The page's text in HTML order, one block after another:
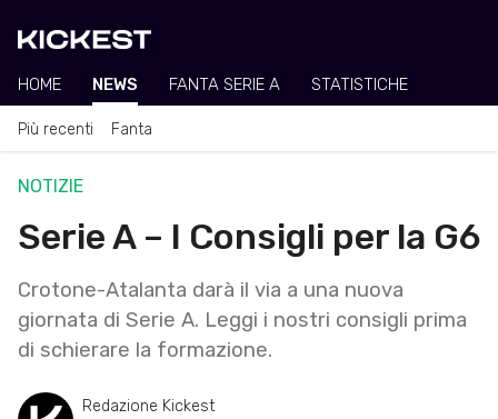
HOME NEWS FANTA SERIE A STATISTICHE
Più recenti Fanta
NOTIZIE
Serie A – I Consigli per la G6
Crotone-Atalanta darà il via a una nuova
giornata di Serie A. Leggi i nostri consigli prima
di schierare la formazione.
Redazione Kickest